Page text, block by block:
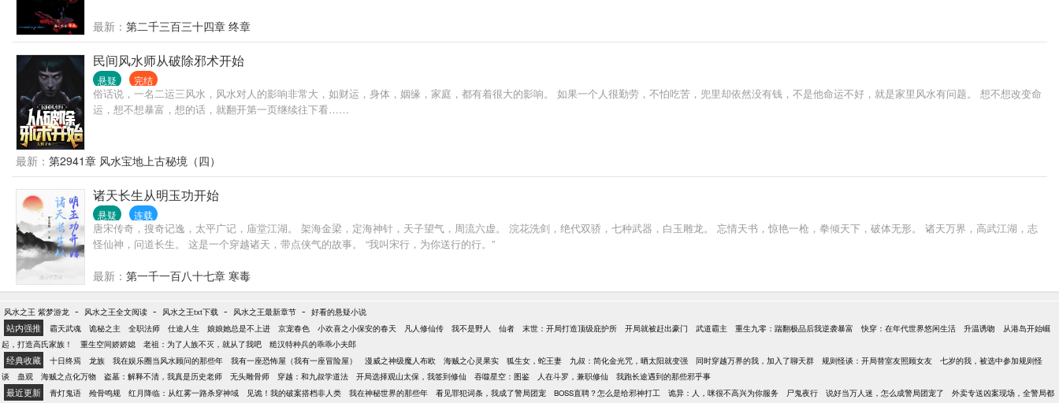
最新： 第二千三百三十四章 终章
民间风水师从破除邪术开始
悬疑 完结
俗话说，一名二运三风水，风水对人的影响非常大，如财运，身体，姻缘，家庭，都有着很大的影响。 如果一个人很勤劳，不怕吃苦，兜里却依然没有钱，不是他命运不好，就是家里风水有问题。 想不想改变命
运，想不想暴富，想的话，就翻开第一页继续往下看……
最新： 第2941章 风水宝地上古秘境（四）
诸天长生从明玉功开始
悬疑 连载
唐宋传奇，搜奇记逸，太平广记，庙堂江湖。 架海金梁，定海神针，天子望气，周流六虚。 浣花洗剑，绝代双骄，七种武器，白玉雕龙。 忘情天书，惊艳一枪，拳倾天下，破体无形。 诸天万界，高武江湖，志
怪仙神，问道长生。 这是一个穿越诸天，带点侠气的故事。 “我叫宋行，为你送行的行。”
最新： 第一千一百八十七章 寒毒
风水之王 紫梦游龙 - 风水之王全文阅读 - 风水之王txt下载 - 风水之王最新章节 - 好看的悬疑小说
站内强推 霸天武魂 诡秘之主 全职法师 仕途人生 娘娘她总是不上进 京宠春色 小欢喜之小保安的春天 凡人修仙传 我不是野人 仙者 末世：开局打造顶级庇护所 开局就被赶出豪门 武道霸主 重生九零：踹翻极品后我逆袭暴富 快穿：在年代世界悠闲生活 升温诱吻
从港岛开始崛
起，打造高氏家族！
重生空间娇娇媳 老祖：为了人族不灭，就从了我吧 糙汉特种兵的乖乖小夫郎
经典收藏 十日终焉 龙族 我在娱乐圈当风水顾问的那些年 我有一座恐怖屋（我有一座冒险屋） 漫威之神级魔人布欧 海贼之心灵果实 狐生女，蛇王妻 九叔：简化金光咒，晒太阳就变强 同时穿越万界的我，加入了聊天群 规则怪谈：开局替室友照顾女友
七岁的我，被选中参加规则怪
谈
蛊观 海贼之点化万物 盗墓：解释不清，我真是历史老师 无头雕骨师 穿越：和九叔学道法 开局选择观山太保，我签到修仙 吞噬星空：图鉴 人在斗罗，兼职修仙 我跑长途遇到的那些邪乎事
最近更新 青灯鬼语 殓骨鸣规 红月降临：从红雾一路杀穿神域 见诡！我的破案搭档非人类 我在神秘世界的那些年 看见罪犯词条，我成了警局团宠 BOSS直聘？怎么是给邪神打工 诡异：人，咪很不高兴为你服务 尸鬼夜行 说好当万人迷，怎么成警局团宠了 外卖专送凶案现场，全警局都